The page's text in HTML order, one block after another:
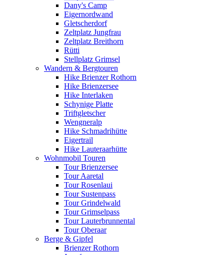
Dany's Camp
Eigernordwand
Gletscherdorf
Zeltplatz Jungfrau
Zeltplatz Breithorn
Rütti
Stellplatz Grimsel
Wandern & Bergtouren
Hike Brienzer Rothorn
Hike Brienzersee
Hike Interlaken
Schynige Platte
Triftgletscher
Wengneralp
Hike Schmadrihütte
Eigertrail
Hike Lauteraarhütte
Wohnmobil Touren
Tour Brienzersee
Tour Aaretal
Tour Rosenlaui
Tour Sustenpass
Tour Grindelwald
Tour Grimselpass
Tour Lauterbrunnental
Tour Oberaar
Berge & Gipfel
Brienzer Rothorn